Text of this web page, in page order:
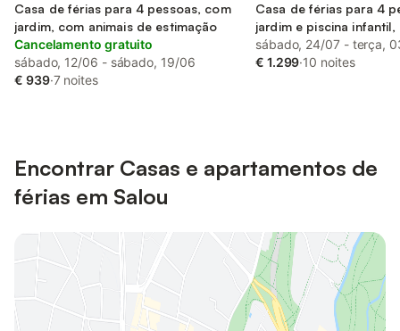
Casa de férias para 4 pessoas, com
jardim, com animais de estimação
Cancelamento gratuito
sábado, 12/06 - sábado, 19/06
€ 939·7 noites
Casa de férias para 4
jardim e piscina infantil,
estimação
sábado, 24/07 - terça,
€ 1.299·10 noites
Encontrar Casas e apartamentos de
férias em Salou